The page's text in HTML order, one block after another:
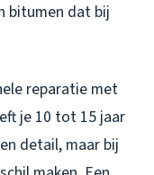
bitumen dat bij
reparatie met
je 10 tot 15 jaar
detail, maar bij